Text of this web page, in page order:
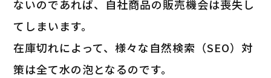
ないのであれば、自社商品の販売機会は喪失し
てしまいます。
在庫切れによって、様々な自然検索（SEO）対
策は全て水の泡となるのです。